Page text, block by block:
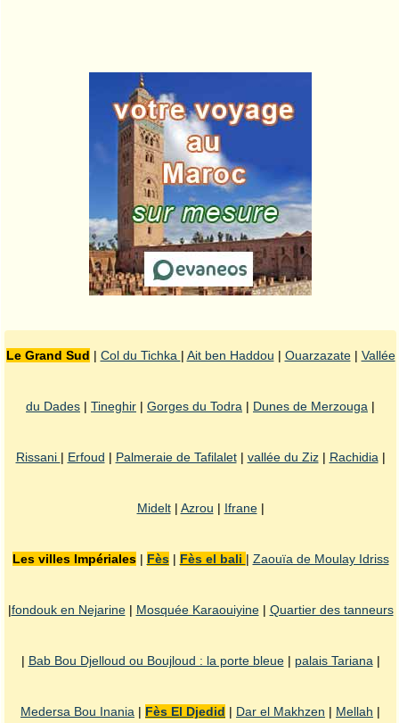
Le Grand Sud | Col du Tichka | Ait ben Haddou | Ouarzazate| Vallée
du Dades | Tineghir | Gorges du Todra | Dunes de Merzouga |
Rissani | Erfoud | Palmeraie de Tafilalet| vallée du Ziz| Rachidia |
Midelt| Azrou | Ifrane|
Les villes Impériales| Fès| Fès el bali | Zaouïa de Moulay Idriss
|fondouk en Nejarine| Mosquée Karaouiyine| Quartier des tanneurs
| Bab Bou Djelloud ou Boujloud : la porte bleue| palais Tariana |
Medersa Bou Inania | Fès El Djedid | Dar el Makhzen | Mellah |